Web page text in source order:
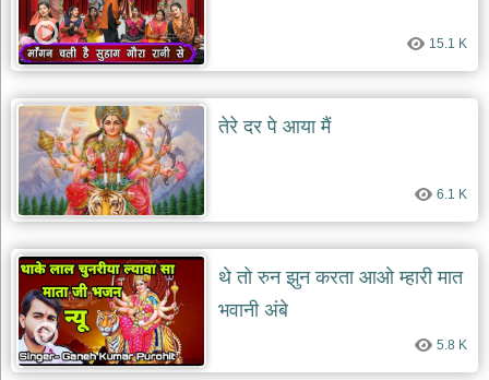
दादी
भजन
rani
sati
dadi
बावा
लाल
दयाल
भजन
bawa
lal
bhajans
शनि
देव
भजन
shani
dev
15.1 K
तेरे दर पे आया मैं
6.1 K
थे तो रुन झुन करता आओ म्हारी मात
भवानी अंबे
5.8 K